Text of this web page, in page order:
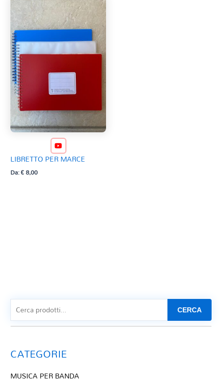
LIBRETTO PER MARCE
Da:€8,00
CERCA
CATEGORIE
MUSICA PER BANDA